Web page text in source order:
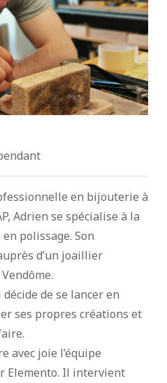
en bijouterie à
Adrien se spécialise à la
polissage. Son
d’un joaillier
de se lancer en
ses propres créations et
avec joie l’équipe
Elemento. Il intervient